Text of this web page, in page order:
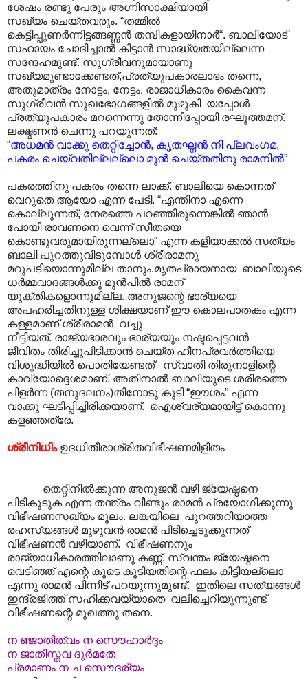
ശേഷം രണ്ടു പേരും അഗ്നിസാക്ഷിയായി
സഖ്യം ചെയ്തവരും. “തമ്മിൽ
കെട്ടിപ്പുണർന്നിട്ടങ്ങണ്ണൻ തമ്പികളായിനാർ“. ബാലിയോട്
സഹായം ചോദിച്ചാൽ കിട്ടാൻ സാദ്ധ്യതയില്ലെന്ന
സന്ദേഹമുണ്ട്. സുഗ്രീവനുമായാണു
സഖ്യമുണ്ടാക്കേണ്ടത്,പ്രത്യുപകാരലാഭം തന്നെ,
അതുമാത്രം നോട്ടം, നേട്ടം. രാജാധികാരം കൈവന്ന
സുഗ്രീവൻ സുഖഭോഗങ്ങളിൽ മുഴുകി യപ്പോൾ
പ്രത്യുപകാരം മറന്നെന്നു തോന്നിപ്പോയി രഘൂത്തമന്.
ലക്ഷ്മണൻ ചെന്നു പറയുന്നത്:
“അധമൻ വാക്കു തെറ്റിച്ചോൻ, കൃതഘ്നൻ നീ പ്ലവംഗമ,
പകരം ചെയ്‌വതില്ലല്ലൊ മുൻ ചെയ്തതിനു രാമനിൽ”
പകരത്തിനു പകരം തന്നെ ലാക്ക്. ബാലിയെ കൊന്നത്
വെറുതെ ആയോ എന്ന പേടി. “എന്തിനാ എന്നെ
കൊല്ലുന്നത്, നേരത്തെ പറഞ്ഞിരുന്നെങ്കിൽ ഞാൻ
പോയി രാവണനെ വെന്ന് സീതയെ
കൊണ്ടുവരുമായിരുന്നല്ലൊ“ എന്ന കളിയാക്കൽ സത്യം
ബാലി പുറത്തുവിടുമ്പോൾ ശ്രീരാമനു
മറുപടിയൊന്നുമില്ല താനും.മൃതപ്രായനായ ബാലിയുടെ
ധർമ്മവാദങ്ങൾക്കു മുൻപിൽ രാമന്
യുക്തികളൊന്നുമില്ല. അനുജന്റെ ഭാര്യയെ
അപഹരിച്ചതിനുള്ള ശിക്ഷയാണ് ഈ കൊലപാതകം എന്ന
കള്ളമാണ് ശ്രീരാമൻ വച്ചു
നീട്ടിയത്. രാജ്യഭാരവും ഭാര്യയും നഷ്ടപ്പെട്ടവൻ
ജീവിതം തിരിച്ചുപിടിക്കാൻ ചെയ്ത ഹീനപ്രവർത്തിയെ
വിശുദ്ധിയിൽ പൊതിയേണ്ടത് സ്വാതി തിരുനാളിന്റെ
കാവ്യോദ്ദെശമാണ്. അതിനാൽ ബാലിയുടെ ശരീരത്തെ
പിളർന്ന (തനുദലനം)തിനോടു കൂടി “ഈശം” എന്ന
വാക്കു ഘടിപ്പിച്ചിരിക്കയാണ്. ഐശ്വര്യമായിട്ട് കൊന്നു
കളഞ്ഞത്രേ.
ശ്രീനിധിംഉദധിതീരാശ്രിതവിഭീഷണമിളിതം
തെറ്റിനിൽക്കുന്ന അനുജൻ വഴി ജ്യേഷ്ഠനെ
പിടികൂടുക എന്ന തന്ത്രം വീണ്ടും രാമൻ പ്രയോഗിക്കുന്നു
വിഭീഷണസഖ്യം മൂലം. ലങ്കയിലെ പുറത്തറിയാത്ത
രഹസ്യങ്ങൾ മുഴുവൻ രാമൻ പിടിച്ചെടുക്കുന്നത്
വിഭീഷണൻ വഴിയാണ്. വിഭീഷണനും
രാജ്യാധികാരത്തിലാണു കണ്ണ്. സ്വന്തം ജ്യേഷ്ഠനെ
വെടിഞ്ഞ് എന്റെ കൂടെ കൂടിയതിന്റെ ഫലം കിട്ടിയല്ലൊ
എന്നു രാമൻ പിന്നീട് പറയുന്നുമുണ്ട്. ഇതിലെ സത്യങ്ങൾ
ഇന്ദ്രജിത്ത് സഹിക്കവയ്യാതെ വലിച്ചെറിയുന്നുണ്ട്
വിഭീഷണന്റെ മുഖത്തു തനെ.
ന ഞ്ജാതിത്വം ന സൌഹാർദ്ദം
ന ജാതിസ്തവ ദുർമതേ
പ്രമാണം ന ച സൌദര്യം